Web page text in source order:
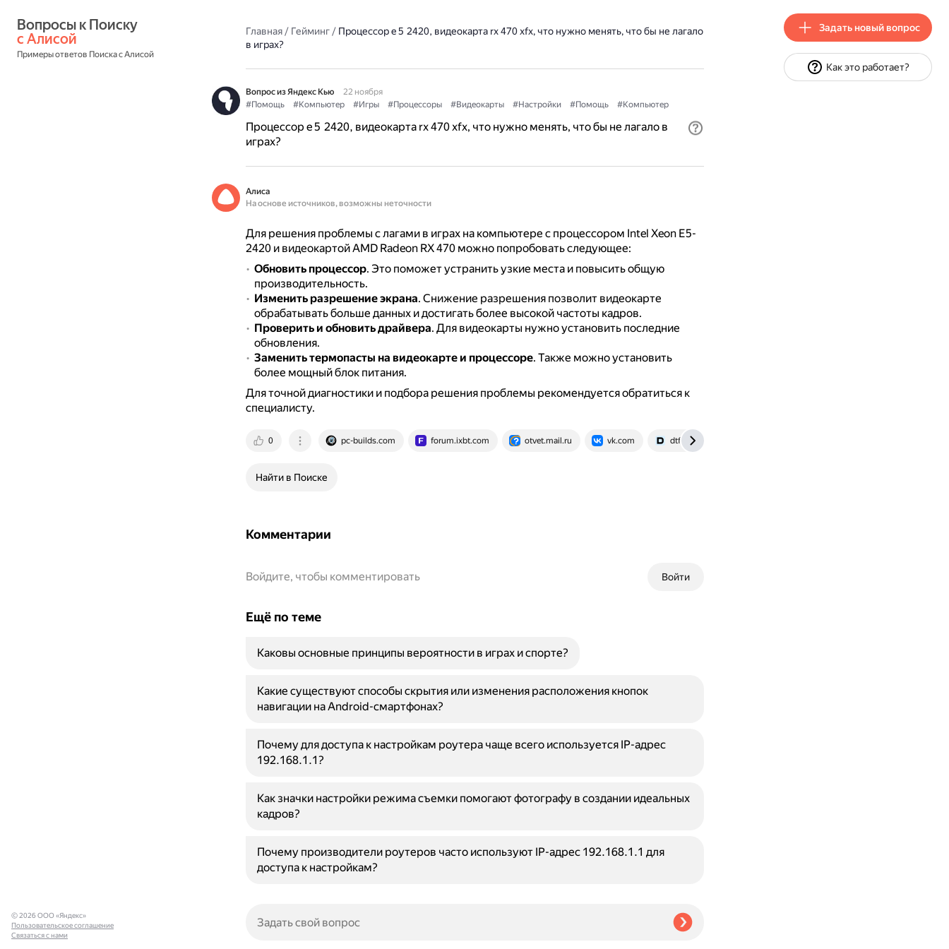
с Алисой
Примеры ответов Поиска с Алисой
Главная/ Гейминг/ Процессор e 5 2420, видеокарта rx 470 xfx, что нужно менять, что бы не лагало
в играх?
Вопрос из Яндекс Кью
22 ноября
#Помощь
#Компьютер #Игры #Процессоры #Видеокарты #Настройки #Помощь #Компьютер
Процессор e 5 2420, видеокарта rx 470 xfx, что нужно менять, что бы не лагало в
играх?
Алиса
На основе источников, возможны неточности
Для решения проблемы с лагами в играх на компьютере с процессором Intel Xeon E5-
2420 и видеокартой AMD Radeon RX 470 можно попробовать следующее:
Обновить процессор. Это поможет устранить узкие места и повысить общую
производительность.
Изменить разрешение экрана. Снижение разрешения позволит видеокарте
обрабатывать больше данных и достигать более высокой частоты кадров.
Проверить и обновить драйвера. Для видеокарты нужно установить последние
обновления.
Заменить термопасты на видеокарте и процессоре. Также можно установить
более мощный блок питания.
Для точной диагностики и подбора решения проблемы рекомендуется обратиться к
специалисту.
0 pc-builds.com forum.ixbt.com otvet.mail.ru vk.com dtf.ru
Найти в Поиске
Комментарии
Войти
Войдите, чтобы комментировать
Ещё по теме
Каковы основные принципы вероятности в играх и спорте?
Какие существуют способы скрытия или изменения расположения кнопок
навигации на Android-смартфонах?
Почему для доступа к настройкам роутера чаще всего используется IP-адрес
192.168.1.1?
Как значки настройки режима съемки помогают фотографу в создании идеальных
кадров?
Почему производители роутеров часто используют IP-адрес 192.168.1.1 для
доступа к настройкам?
© 2026 ООО «Яндекс»
Пользовательское соглашение
Связаться с нами
Задать новый вопрос
Как это работает?